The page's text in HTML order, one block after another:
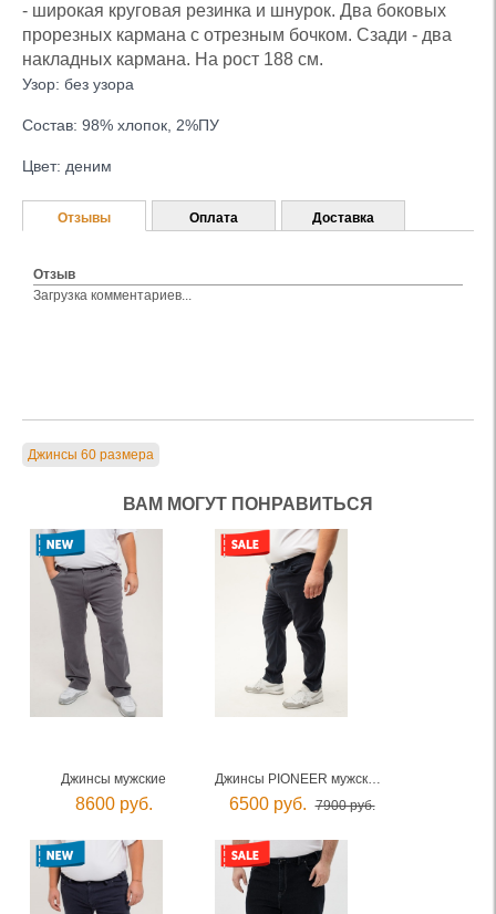
- широкая круговая резинка и шнурок. Два боковых
прорезных кармана с отрезным бочком. Сзади - два
накладных кармана. На рост 188 см.
Узор: без узора
Состав: 98% хлопок, 2%ПУ
Цвет: деним
Отзывы
Отзыв
Загрузка комментариев...
Оплата Доставка
Джинсы 60 размера
ВАМ МОГУТ ПОНРАВИТЬСЯ
Джинсы мужские
8600 руб.
Джинсы PIONEER мужские
6500 руб. 7900 руб.